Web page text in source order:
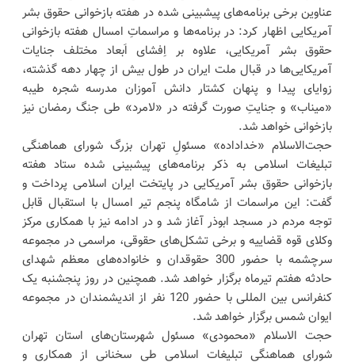
عناوین برخی برنامه‌های پیشبینی شده در هفته بازخوانی حقوق بشر
آمریکایی اظهار کرد: در برنامه‌ها و مراسماتِ امسال هفته بازخوانی
حقوق بشر آمریکایی، علاوه بر اِفشای اَبعاد مختلف جنایات
آمریکایی‌ها در قبال ملت ایران در طول بیش از چهار دهه گذشته،
زوایای پیدا و پنهان کشتار دانش آموزان مدرسه شجره طیبه
«میناب» و جنایتِ صورت گرفته در «لامرد» طی جنگ رمضان نیز
بازخوانی خواهد شد.
حجت‌الاسلام «خداداده» مسئولِ تهران بزرگ شورای هماهنگی
تبلیغات اسلامی به ذکر برنامه‌های پیشبینی شده ستاد هفته
بازخوانی حقوق بشر آمریکایی در پایتخت ایران اسلامی پرداخت و
گفت: این مراسمات از شامگاه پنجم تیر امسال با استقبال قابل
توجه مردم در مسجد ابوذر آغاز شد و در ادامه نیز با همکاری مرکز
وکلای قوه قضاییه و برخی تشکل‌های حقوقی، مراسمی در مجموعه
سرچشمه با حضور 300 حقوقدان و خانواده‌های معظم شهدای
حادثه هفتم تیرماه برگزار خواهد شد. همچنین در روز پنجشنبه یک
کنفرانس بین المللی با حضور 120 نفر از اندیشمندان در مجموعه
ایوان شمس برگزار خواهد شد.
حجت الاسلام «محمودی» مسئول شهرستان‌های استان تهران
شورای هماهنگی تبلیغات اسلامی طی سخنانی از همکاری و